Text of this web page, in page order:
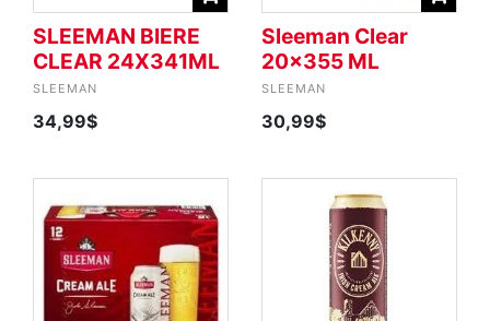
SLEEMAN BIERE
CLEAR 24X341ML
SLEEMAN
34,99$
Sleeman Clear
20x355 ML
SLEEMAN
30,99$